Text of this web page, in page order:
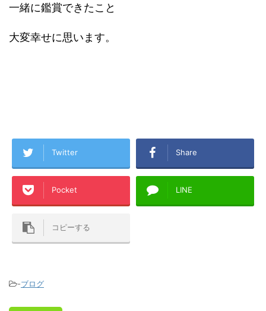
一緒に鑑賞できたこと
大変幸せに思います。
Twitter Share
Pocket LINE
コピーする
-ブログ